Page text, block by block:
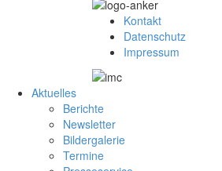
Kontakt
Datenschutz
Impressum
Aktuelles
Berichte
Newsletter
Bildergalerie
Termine